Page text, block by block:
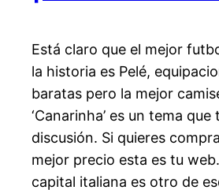
Está claro que el mejor
la historia es Pelé,
baratas pero la mejor
‘Canarinha’ es un tema que
discusión. Si quieres
mejor precio esta es tu
capital italiana es otro de